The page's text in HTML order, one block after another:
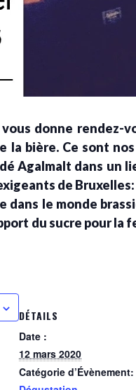
donne rendez-
la bière. Ce sont
Agalmalt dans un
de Bruxelles:
dans le monde
du sucre pour la
DÉTAILS
Date :
12 mars 2020
Catégorie d’Évènement: